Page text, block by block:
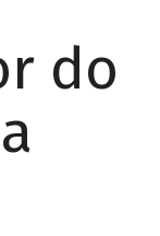
do